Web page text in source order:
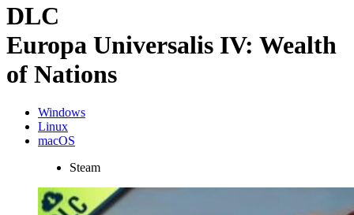
DLC
Europa Universalis IV: Wealth
of Nations
Windows
Linux
macOS
Steam